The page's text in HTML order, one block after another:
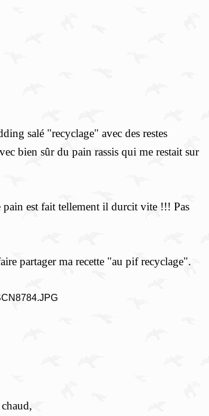
salé "recyclage" avec des restes
bien sûr du pain rassis qui me restait sur
pain est fait tellement il durcit vite !!! Pas
partager ma recette "au pif recyclage".